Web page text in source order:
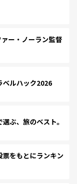
ー・ノーラン監督
ルハック2026
ぶ、旅のベスト。
をもとにランキン